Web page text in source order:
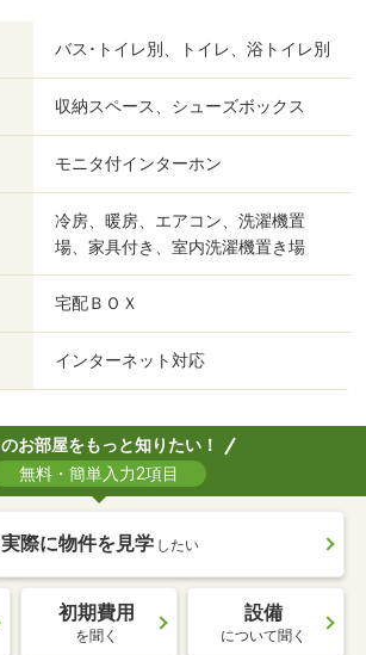
バス･トイレ別、トイレ、浴トイレ別
収納スペース、シューズボックス
モニタ付インターホン
冷房、暖房、エアコン、洗濯機置
場、家具付き、室内洗濯機置き場
宅配ＢＯＸ
インターネット対応
お部屋をもっと知りたい！
無料・簡単入力2項目
実際に物件を見学 したい
初期費用
を聞く
設備
について聞く